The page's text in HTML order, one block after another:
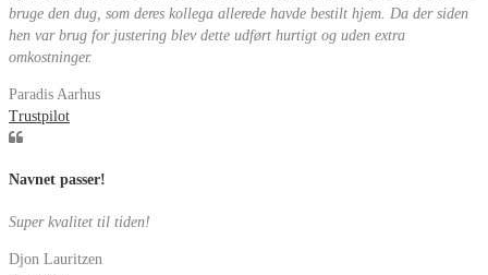
bruge den dug, som deres kollega allerede havde bestilt hjem. Da der siden
hen var brug for justering blev dette udført hurtigt og uden extra
omkostninger.
Paradis Aarhus
Trustpilot
Navnet passer!
Super kvalitet til tiden!
Djon Lauritzen